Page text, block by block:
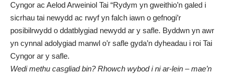
Cyngor ac Aelod Arweiniol Tai “Rydym yn gweithio’n galed i
sicrhau tai newydd ac rwyf yn falch iawn o gefnogi’r
posibilrwydd o ddatblygiad newydd ar y safle. Byddwn yn awr
yn cynnal adolygiad manwl o’r safle gyda’n dyheadau i roi Tai
Cyngor ar y safle.
Wedi methu casgliad bin? Rhowch wybod i ni ar-lein – mae’n